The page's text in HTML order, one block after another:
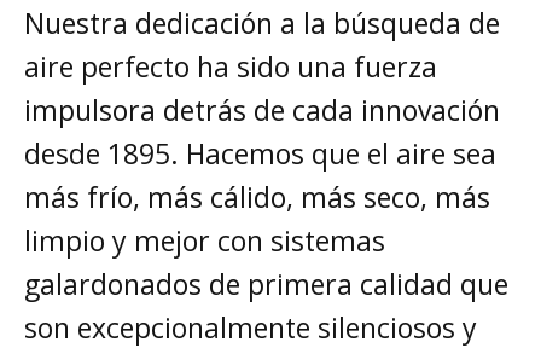
Nuestra dedicación a la búsqueda de
aire perfecto ha sido una fuerza
impulsora detrás de cada innovación
desde 1895. Hacemos que el aire sea
más frío, más cálido, más seco, más
limpio y mejor con sistemas
galardonados de primera calidad que
son excepcionalmente silenciosos y